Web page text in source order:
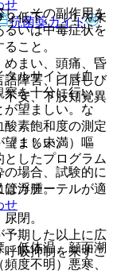
、その副作用を
いは中毒症状を
こと。
ルサイン（血
を十分に行い、
が望ましい。な
酸素飽和度の測定
望ましい。
場合、試験的に
カテーテルが適
期した以上に広
呼吸抑制を来すこ
低下、（１％未
まい、頭痛、昏
語障害、口唇しび
不安、下肢知覚異
１％未満）嘔
浮腫。
閉。
低体温、顔面潮
度不明）悪寒、
せ
抗菌薬ガイド
したプログラム
せ